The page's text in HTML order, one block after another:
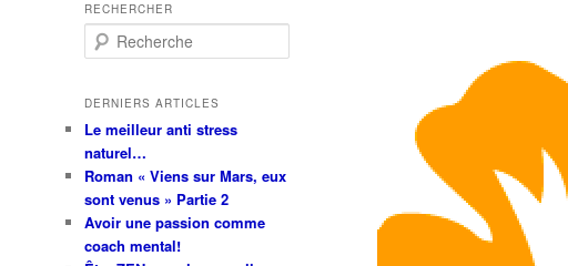
RECHERCHER
e
h
r
c
h
e
DERNIERS ARTICLES
Le meilleur anti stress
naturel…
Roman « Viens sur Mars, eux
sont venus » Partie 2
Avoir une passion comme
coach mental!